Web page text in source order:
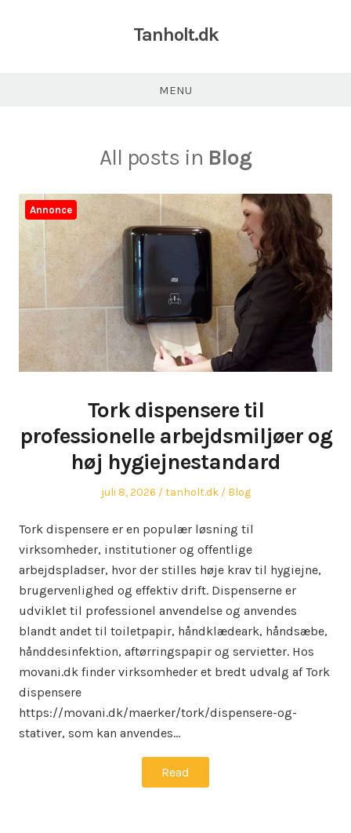
Tanholt.dk
MENU
All posts in Blog
Annonce
Tork dispensere til
professionelle arbejdsmiljøer og
høj hygiejnestandard
Posted
juli 8, 2026 Author
tanholt.dk
Posted
Blog
Tork dispensere er en populær løsning til
virksomheder, institutioner og offentlige
arbejdspladser, hvor der stilles høje krav til hygiejne,
brugervenlighed og effektiv drift. Dispenserne er
udviklet til professionel anvendelse og anvendes
blandt andet til toiletpapir, håndklædeark, håndsæbe,
hånddesinfektion, aftørringspapir og servietter. Hos
movani.dk finder virksomheder et bredt udvalg af Tork
dispensere
https://movani.dk/maerker/tork/dispensere-og-
stativer, som kan anvendes…
Read